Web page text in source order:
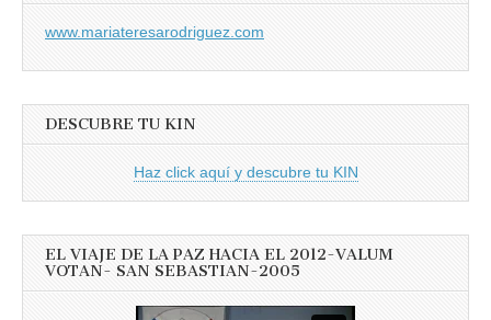
www.mariateresarodriguez.com
DESCUBRE TU KIN
Haz click aquí y descubre tu KIN
EL VIAJE DE LA PAZ HACIA EL 2012-VALUM
VOTAN- SAN SEBASTIAN-2005